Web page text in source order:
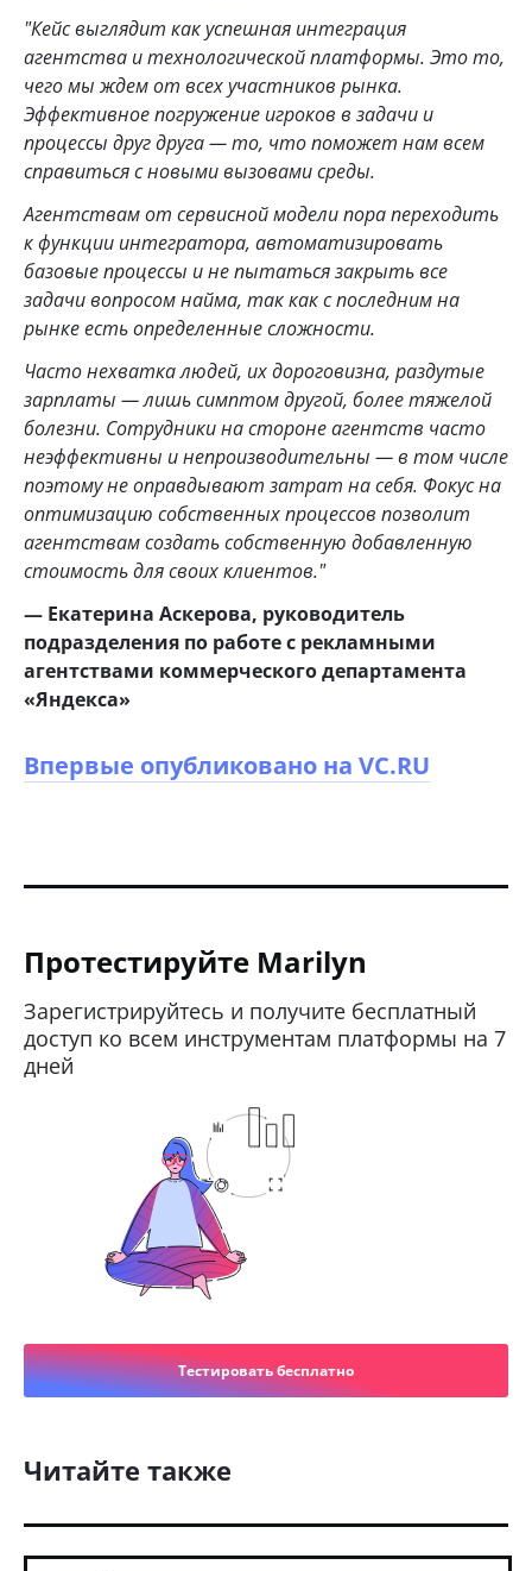
"Кейс выглядит как успешная интеграция
агентства и технологической платформы. Это то,
чего мы ждем от всех участников рынка.
Эффективное погружение игроков в задачи и
процессы друг друга — то, что поможет нам всем
справиться с новыми вызовами среды.
Агентствам от сервисной модели пора переходить
к функции интегратора, автоматизировать
базовые процессы и не пытаться закрыть все
задачи вопросом найма, так как с последним на
рынке есть определенные сложности.
Часто нехватка людей, их дороговизна, раздутые
зарплаты — лишь симптом другой, более тяжелой
болезни. Сотрудники на стороне агентств часто
неэффективны и непроизводительны — в том числе
поэтому не оправдывают затрат на себя. Фокус на
оптимизацию собственных процессов позволит
агентствам создать собственную добавленную
стоимость для своих клиентов."​
— Екатерина Аскерова, руководитель
подразделения по работе с рекламными
агентствами коммерческого департамента
«Яндекса»
Впервые опубликовано на VC.RU
Протестируйте Marilyn
Зарегистрируйтесь и получите бесплатный
доступ ко всем инструментам платформы на 7
дней
Тестировать бесплатно
Читайте также